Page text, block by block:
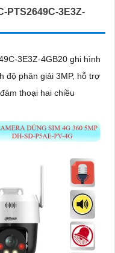
PTS2649C-3E3Z-
3E3Z-4GB20 ghi hình
độ phân giải 3MP, hỗ trợ
thoại hai chiều